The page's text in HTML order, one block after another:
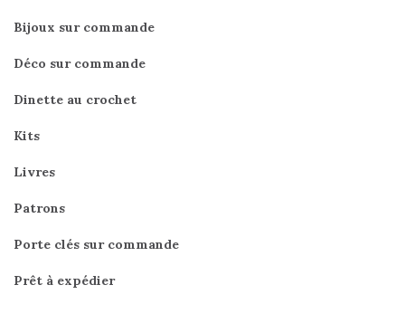
Bijoux sur commande
Déco sur commande
Dinette au crochet
Kits
Livres
Patrons
Porte clés sur commande
Prêt à expédier